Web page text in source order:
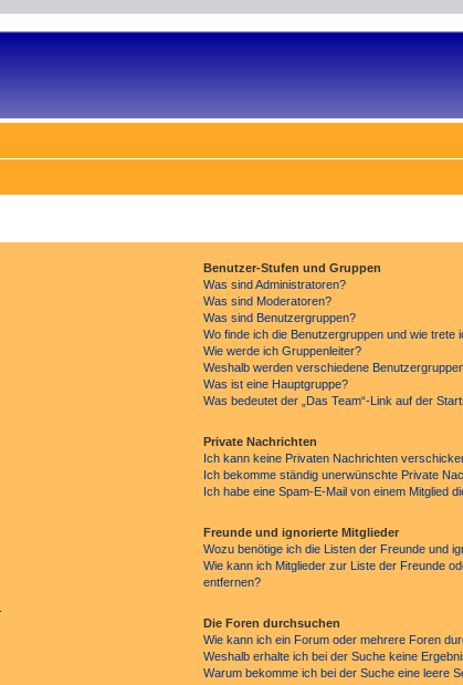
Benutzer-Stufen und Gruppen
Was sind Administratoren?
Was sind Moderatoren?
Was sind Benutzergruppen?
Wo finde ich die Benutzergruppen und wie trete
Wie werde ich Gruppenleiter?
Weshalb werden verschiedene
Was ist eine Hauptgruppe?
Was bedeutet der „Das Team“-Link auf der
Private Nachrichten
Ich kann keine Privaten Nachrichten
Ich bekomme ständig unerwünschte Private
Ich habe eine Spam-E-Mail von einem Mitglied
Freunde und ignorierte Mitglieder
Wozu benötige ich die Listen der Freunde und
Wie kann ich Mitglieder zur Liste der Freunde
entfernen?
Die Foren durchsuchen
Wie kann ich ein Forum oder mehrere Foren
Weshalb erhalte ich bei der Suche keine
Warum bekomme ich bei der Suche eine leere